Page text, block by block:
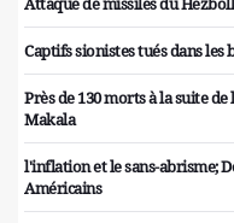
Captifs sionistes tués dans
Près de 130 morts à la suite
Makala
l'inflation et le sans-abrisme;
Américains